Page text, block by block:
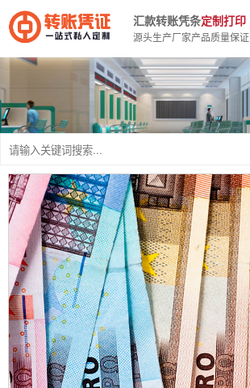
汇款转账凭条定制打印
源头生产厂家产品质量保证